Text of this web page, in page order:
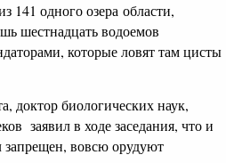
одного озера области,
шестнадцать водоемов
которые ловят там цисты
доктор биологических наук,
заявил в ходе заседания, что и
запрещен, вовсю орудуют